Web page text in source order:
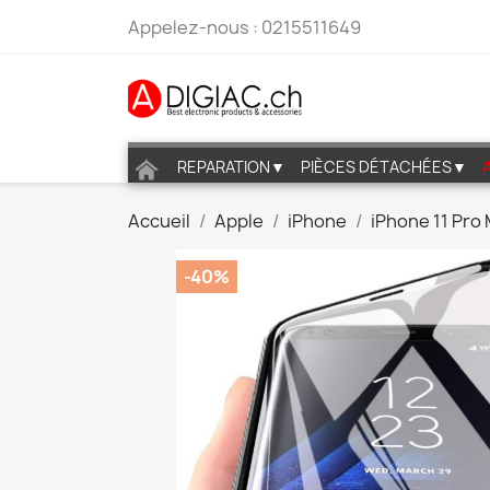
Appelez-nous : 0215511649
REPARATION▼ PIÈCES DÉTACHÉES▼
Accueil Apple iPhone iPhone 11 Pro
-40%